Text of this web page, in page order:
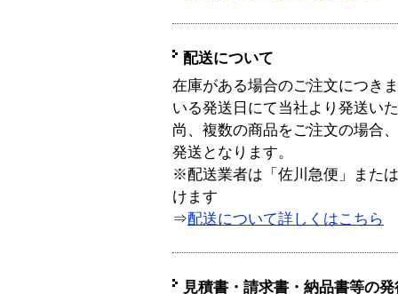
配送について
在庫がある場合のご注文につき
いる発送日にて当社より発送い
尚、複数の商品をご注文の場合
発送となります。
※配送業者は「佐川急便」また
けます
⇒配送について詳しくはこちら
見積書・請求書・納品書等の